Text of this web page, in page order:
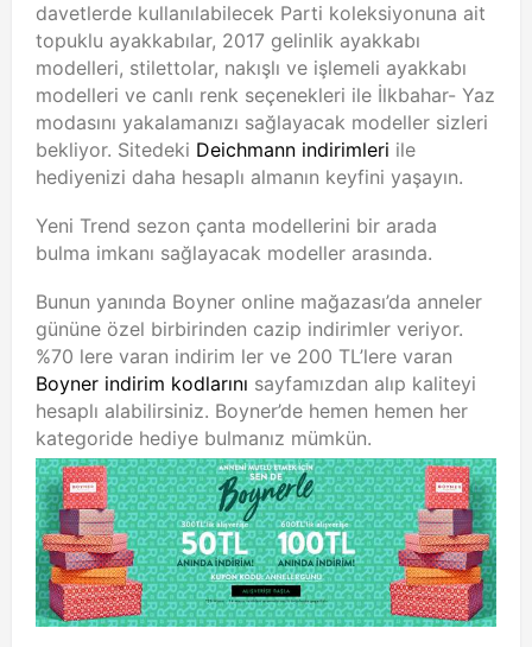
davetlerde kullanılabilecek Parti koleksiyonuna ait
topuklu ayakkabılar, 2017 gelinlik ayakkabı
modelleri, stilettolar, nakışlı ve işlemeli ayakkabı
modelleri ve canlı renk seçenekleri ile İlkbahar- Yaz
modasını yakalamanızı sağlayacak modeller sizleri
bekliyor. Sitedeki Deichmann indirimleri ile
hediyenizi daha hesaplı almanın keyfini yaşayın.
Yeni Trend sezon çanta modellerini bir arada
bulma imkanı sağlayacak modeller arasında.
Bunun yanında Boyner online mağazası’da anneler
gününe özel birbirinden cazip indirimler veriyor.
%70 lere varan indirim ler ve 200 TL’lere varan
Boyner indirim kodlarını sayfamızdan alıp kaliteyi
hesaplı alabilirsiniz. Boyner’de hemen hemen her
kategoride hediye bulmanız mümkün.